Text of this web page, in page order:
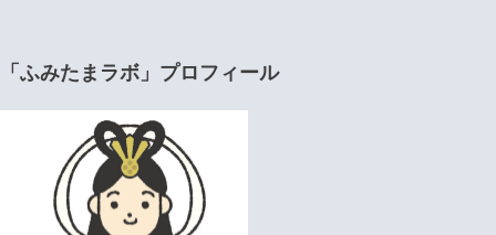
「ふみたまラボ」プロフィール